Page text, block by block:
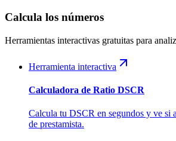
Calcula los números
Herramientas interactivas gratuitas para
Herramienta interactiva
Calculadora de Ratio DSCR
Calcula tu DSCR en segundos y ve si
de prestamista.